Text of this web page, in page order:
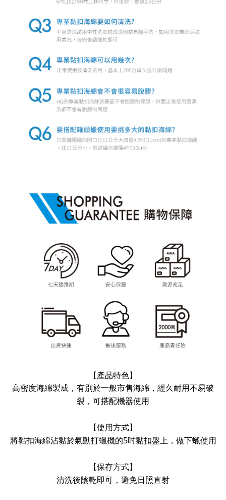
【產品特色】
高密度海綿製成，有別於一般市售海綿，經久耐用不易破
裂，可搭配機器使用
【使用方式】
將黏扣海綿沾黏於氣動打蠟機的5吋黏扣盤上，做下蠟使用
【保存方式】
清洗後陰乾即可，避免日照直射